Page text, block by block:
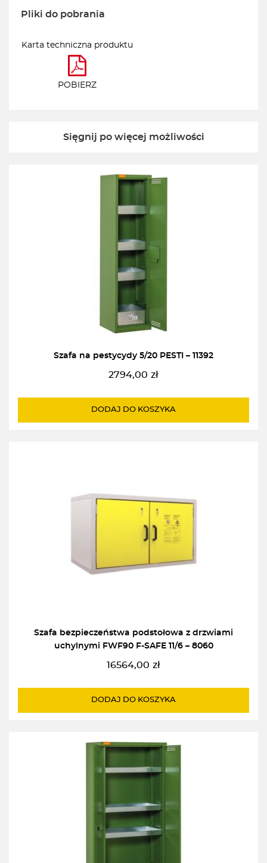
Pliki do pobrania
Karta techniczna produktu
POBIERZ
Sięgnij po więcej możliwości
Szafa na pestycydy 5/20 PESTI – 11392
2794,00 zł
DODAJ DO KOSZYKA
Szafa bezpieczeństwa podstołowa z drzwiami
uchylnymi FWF90 F-SAFE 11/6 – 8060
16564,00 zł
DODAJ DO KOSZYKA